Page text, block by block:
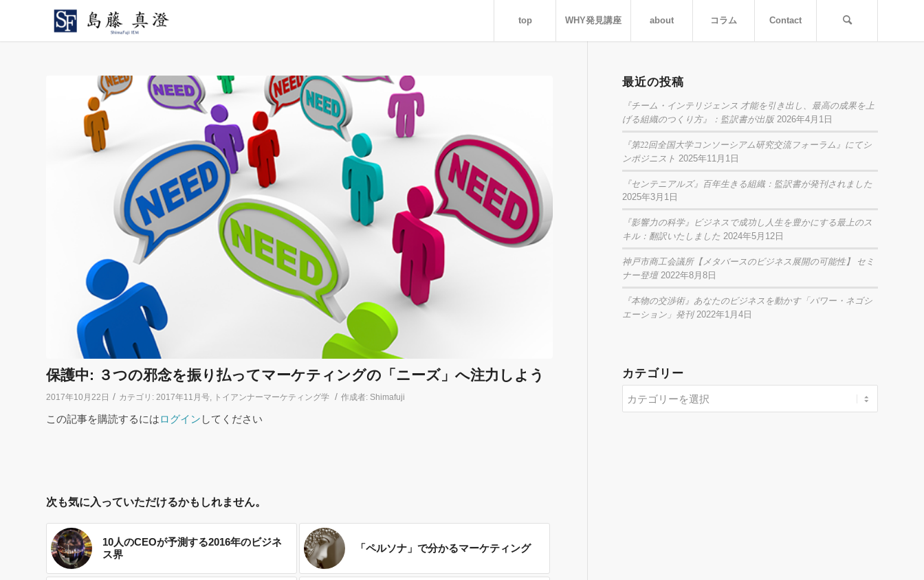
top WHY発見講座 about コラム Contact
保護中: ３つの邪念を振り払ってマーケティングの「ニーズ」へ注力しよう
2017年10月22日 / カテゴリ: 2017年11月号, トイアンナーマーケティング学 / 作成者: Shimafuji
この記事を購読するにはログイン してください
次も気に入っていただけるかもしれません。
10人のCEOが予測する2016年のビジネ
ス界
「ペルソナ」で分かるマーケティング
最近の投稿
『チーム・インテリジェンス 才能を引き出し、最高の成果を上
げる組織のつくり方』：監訳書が出版 2026年4月1日
『第22回全国大学コンソーシアム研究交流フォーラム』にてシ
ンポジニスト 2025年11月1日
『センテニアルズ』百年生きる組織：監訳書が発刊されました
2025年3月1日
『影響力の科学』ビジネスで成功し人生を豊かにする最上のス
キル：翻訳いたしました 2024年5月12日
神戸市商工会議所【メタバースのビジネス展開の可能性】 セミ
ナー登壇 2022年8月8日
『本物の交渉術』あなたのビジネスを動かす「パワー・ネゴシ
エーション」発刊 2022年1月4日
カテゴリー